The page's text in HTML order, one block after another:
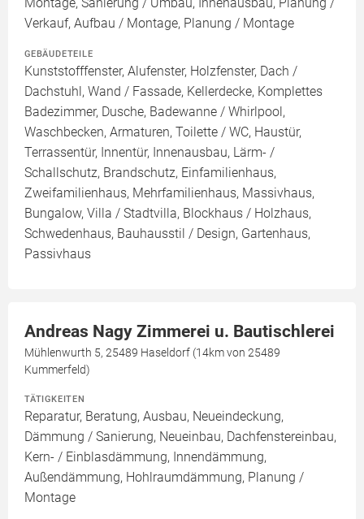
Montage, Sanierung / Umbau, Innenausbau, Planung /
Verkauf, Aufbau / Montage, Planung / Montage
GEBÄUDETEILE
Kunststofffenster, Alufenster, Holzfenster, Dach /
Dachstuhl, Wand / Fassade, Kellerdecke, Komplettes
Badezimmer, Dusche, Badewanne / Whirlpool,
Waschbecken, Armaturen, Toilette / WC, Haustür,
Terrassentür, Innentür, Innenausbau, Lärm- /
Schallschutz, Brandschutz, Einfamilienhaus,
Zweifamilienhaus, Mehrfamilienhaus, Massivhaus,
Bungalow, Villa / Stadtvilla, Blockhaus / Holzhaus,
Schwedenhaus, Bauhausstil / Design, Gartenhaus,
Passivhaus
Andreas Nagy Zimmerei u. Bautischlerei
Mühlenwurth 5, 25489 Haseldorf (14km von 25489
Kummerfeld)
TÄTIGKEITEN
Reparatur, Beratung, Ausbau, Neueindeckung,
Dämmung / Sanierung, Neueinbau, Dachfenstereinbau,
Kern- / Einblasdämmung, Innendämmung,
Außendämmung, Hohlraumdämmung, Planung /
Montage